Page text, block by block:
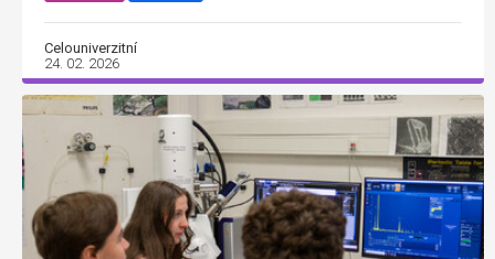
Celouniverzitní
24. 02. 2026